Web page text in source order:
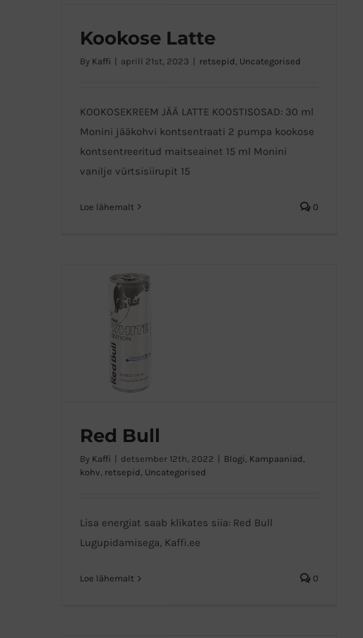
Kookose Latte
Kookose Latte
By Kaffi aprill 21st, 2023 retsepid Uncategorised
KOOKOSEKREEM JÄÄ LATTE KOOSTISOSAD: 30 ml
Monini jääkohvi kontsentraati 2 pumpa kookose
kontsentreeritud maitseainet 15 ml Monini
vanilje vürtsisiirupit 15
Loe lähemalt 0
Red Bull
By Kaffi detsember 12th, 2022 Blogi, Kampaaniad,
kohv, retsepid, Uncategorised
Lisa energiat saab klikates siia: Red Bull
Lugupidamisega, Kaffi.ee
Loe lähemalt 0